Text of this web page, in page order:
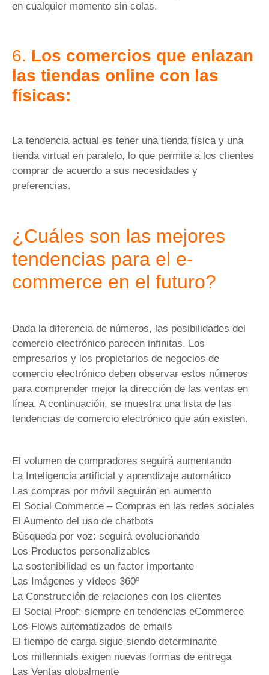
en cualquier momento sin colas.
6. Los comercios que enlazan
las tiendas online con las
físicas:
La tendencia actual es tener una tienda física y una
tienda virtual en paralelo, lo que permite a los clientes
comprar de acuerdo a sus necesidades y
preferencias.
¿Cuáles son las mejores
tendencias para el e-
commerce en el futuro?
Dada la diferencia de números, las posibilidades del
comercio electrónico parecen infinitas. Los
empresarios y los propietarios de negocios de
comercio electrónico deben observar estos números
para comprender mejor la dirección de las ventas en
línea. A continuación, se muestra una lista de las
tendencias de comercio electrónico que aún existen.
El volumen de compradores seguirá aumentando
La Inteligencia artificial y aprendizaje automático
Las compras por móvil seguirán en aumento
El Social Commerce – Compras en las redes sociales
El Aumento del uso de chatbots
Búsqueda por voz: seguirá evolucionando
Los Productos personalizables
La sostenibilidad es un factor importante
Las Imágenes y vídeos 360º
La Construcción de relaciones con los clientes
El Social Proof: siempre en tendencias eCommerce
Los Flows automatizados de emails
El tiempo de carga sigue siendo determinante
Los millennials exigen nuevas formas de entrega
Las Ventas globalmente